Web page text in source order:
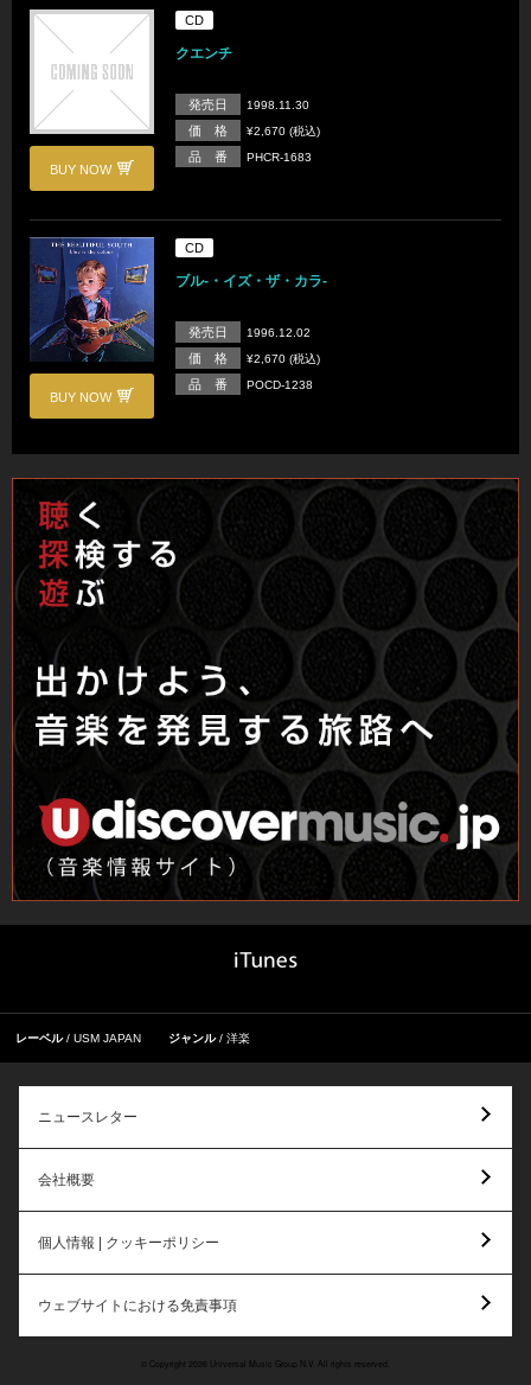
BUY NOW
CD
クエンチ
発売日 1998.11.30
価 格 ¥2,670 (税込)
品 番 PHCR-1683
BUY NOW
CD
ブル-・イズ・ザ・カラ-
発売日 1996.12.02
価 格 ¥2,670 (税込)
品 番 POCD-1238
レーベル USM JAPAN ジャンル 洋楽
ニュースレター
会社概要
個人情報 | クッキーポリシー
ウェブサイトにおける免責事項
© Copyright 2026 Universal Music Group N.V. All rights reserved.